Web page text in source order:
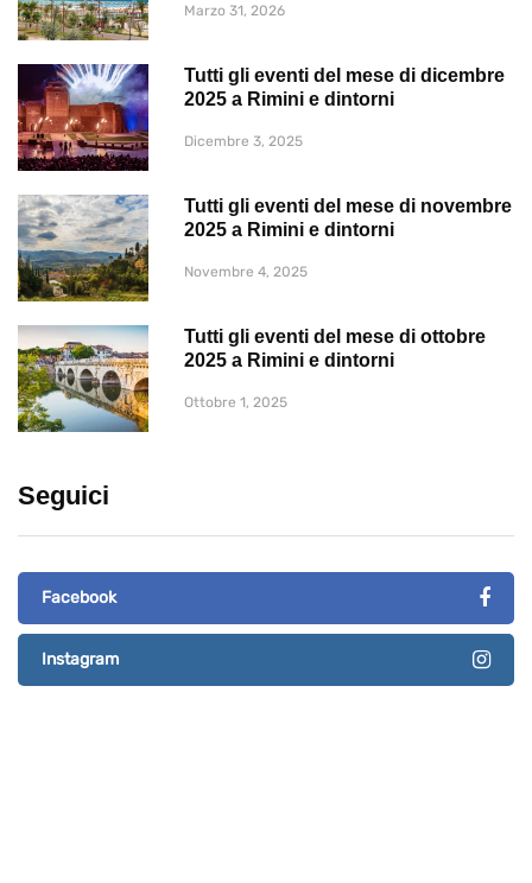
Marzo 31, 2026
Tutti gli eventi del mese di dicembre
2025 a Rimini e dintorni
Dicembre 3, 2025
Tutti gli eventi del mese di novembre
2025 a Rimini e dintorni
Novembre 4, 2025
Tutti gli eventi del mese di ottobre
2025 a Rimini e dintorni
Ottobre 1, 2025
Seguici
Facebook
Instagram